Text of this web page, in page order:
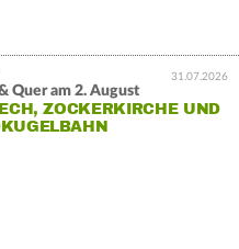
31.07.2026
Quer am 2. August
ZOCKERKIRCHE UND